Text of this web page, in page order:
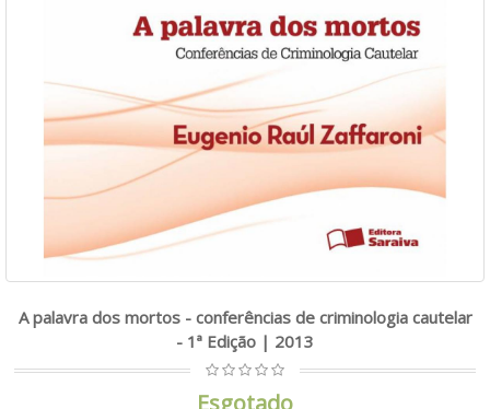
A palavra dos mortos - conferências de criminologia cautelar
- 1ª Edição | 2013
Esgotado